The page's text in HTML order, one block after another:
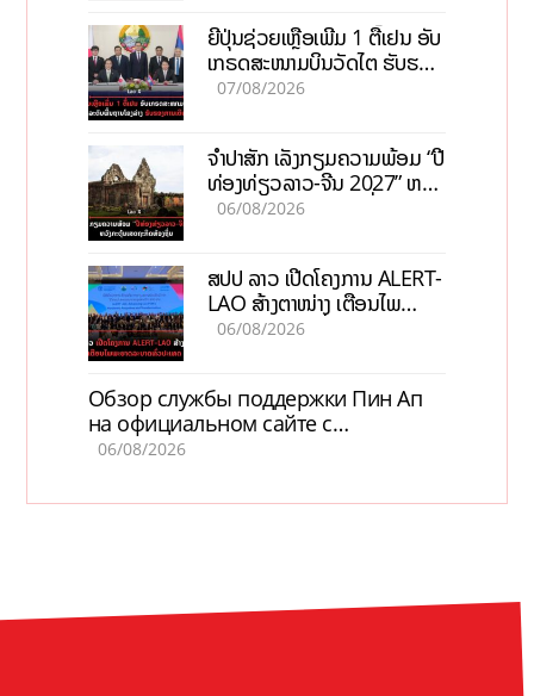
ຍີ່ປຸ່ນຊ່ວຍເຫຼືອເພີ່ມ 1 ຕື້ເຢນ ອັບ
ເກຣດສະໜາມບິນວັດໄຕ ຮັບຮອງ
ການເຕີບໂຕ
07/08/2026
ຈຳປາສັກ ເລັ່ງກຽມຄວາມພ້ອມ “ປີ
ທ່ອງທ່ຽວລາວ-ຈີນ 2027” ຫວັງ
ກະຕຸ້ນເສດຖະກິດທ້ອງຖິ່ນ
06/08/2026
ສປປ ລາວ ເປີດໂຄງການ ALERT-
LAO ສ້າງຕາໜ່າງ ເຕືອນໄພ
ພະຍາດລະບາດທົ່ວປະເທດ
06/08/2026
Обзор службы поддержки Пин Ап
на официальном сайте с
актуальной информацией
06/08/2026